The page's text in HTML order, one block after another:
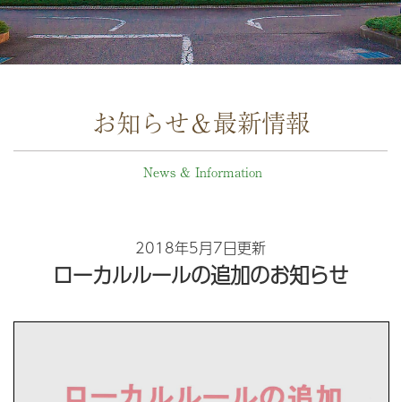
お知らせ＆最新情報
News & Information
2018年5月7日更新
ローカルルールの追加のお知らせ